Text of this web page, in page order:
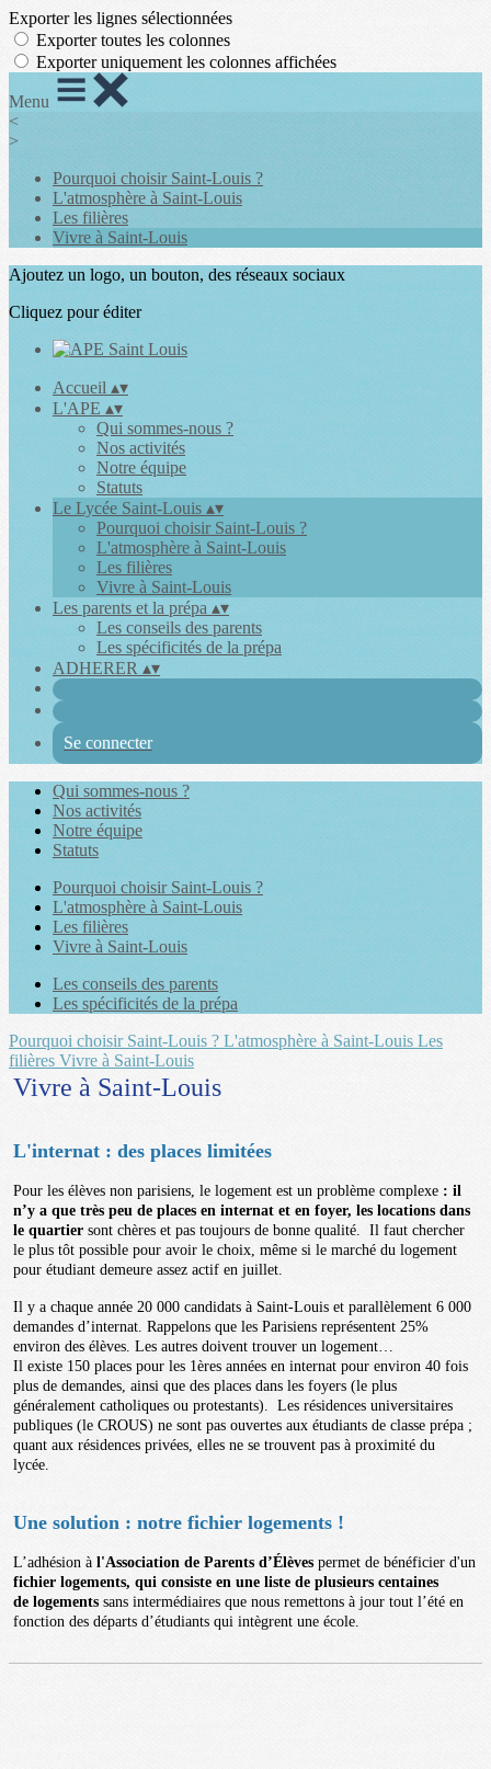
Exporter les lignes sélectionnées
Exporter toutes les colonnes
Exporter uniquement les colonnes affichées
Menu
<
>
Pourquoi choisir Saint-Louis ?
L'atmosphère à Saint-Louis
Les filières
Vivre à Saint-Louis
Ajoutez un logo, un bouton, des réseaux sociaux
Cliquez pour éditer
Accueil ▴▾
L'APE ▴▾
Qui sommes-nous ?
Nos activités
Notre équipe
Statuts
Le Lycée Saint-Louis ▴▾
Pourquoi choisir Saint-Louis ?
L'atmosphère à Saint-Louis
Les filières
Vivre à Saint-Louis
Les parents et la prépa ▴▾
Les conseils des parents
Les spécificités de la prépa
ADHERER ▴▾
Se connecter
Qui sommes-nous ?
Nos activités
Notre équipe
Statuts
Pourquoi choisir Saint-Louis ?
L'atmosphère à Saint-Louis
Les filières
Vivre à Saint-Louis
Les conseils des parents
Les spécificités de la prépa
Pourquoi choisir Saint-Louis ? L'atmosphère à Saint-Louis Les
filières Vivre à Saint-Louis
Vivre à Saint-Louis
L'internat : des places limitées
Pour les élèves non parisiens, le logement est un problème complexe : il
n’y a que très peu de places en internat et en foyer, les locations dans
le quartier sont chères et pas toujours de bonne qualité. Il faut chercher
le plus tôt possible pour avoir le choix, même si le marché du logement
pour étudiant demeure assez actif en juillet.
Il y a chaque année 20 000 candidats à Saint-Louis et parallèlement 6 000
demandes d’internat. Rappelons que les Parisiens représentent 25%
environ des élèves. Les autres doivent trouver un logement…
Il existe 150 places pour les 1ères années en internat pour environ 40 fois
plus de demandes, ainsi que des places dans les foyers (le plus
généralement catholiques ou protestants). Les résidences universitaires
publiques (le CROUS) ne sont pas ouvertes aux étudiants de classe prépa ;
quant aux résidences privées, elles ne se trouvent pas à proximité du
lycée.
Une solution : notre fichier logements !
L’adhésion à l'Association de Parents d’Élèves permet de bénéficier d'un
fichier logements, qui consiste en une liste de plusieurs centaines
de logementssans intermédiaires que nous remettons à jour tout l’été en
fonction des départs d’étudiants qui intègrent une école.